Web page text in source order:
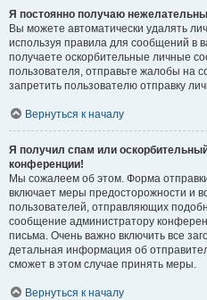
Я постоянно получаю
Вы можете автоматически удалять
используя правила для сообщений в
получаете оскорбительные личные
пользователя, отправьте жалобы на
запретить пользователю отправку
Вернуться к началу
Я получил спам или оскорбительный
конференции!
Мы сожалеем об этом. Форма
включает меры предосторожности и
пользователей, отправляющих
сообщение администратору
письма. Очень важно включить все
детальная информация об
сможет в этом случае принять меры.
Вернуться к началу